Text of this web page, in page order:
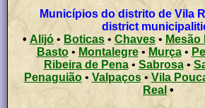
Municípios do distrito de Vila Real - Vila Real
district
• Alijó• Boticas • Chaves• Mesão
Basto• Montalegre•Murça•
Ribeira de Pena• Sabrosa•
Penaguião• Valpaços•Vila
Real •